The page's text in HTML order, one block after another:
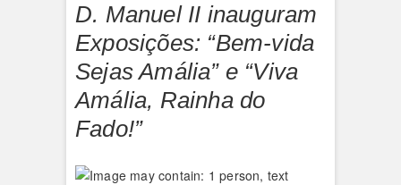
D. Manuel II inauguram
Exposições: “Bem-vida
Sejas Amália” e “Viva
Amália, Rainha do
Fado!”